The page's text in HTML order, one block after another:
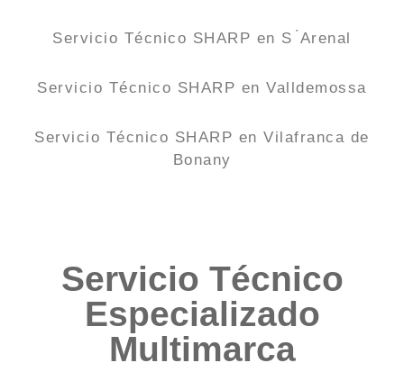
Servicio Técnico SHARP en S ́Arenal
Servicio Técnico SHARP en Valldemossa
Servicio Técnico SHARP en Vilafranca de
Bonany
Servicio Técnico
Especializado
Multimarca